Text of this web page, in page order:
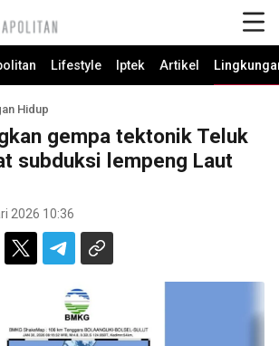
Lifestyle Iptek Artikel
Hidup
gempa tektonik Teluk
subduksi lempeng Laut
2026 10:36